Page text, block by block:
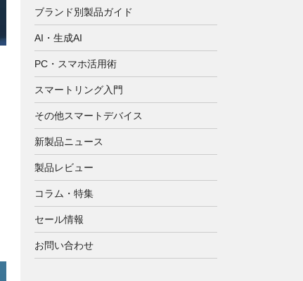
ブランド別製品ガイド
AI・生成AI
PC・スマホ活用術
スマートリング入門
その他スマートデバイス
新製品ニュース
製品レビュー
コラム・特集
セール情報
お問い合わせ